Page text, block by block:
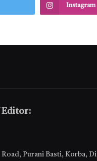
Instagram
Editor:
Purani Basti, Korba,